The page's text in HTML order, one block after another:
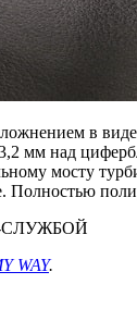
в виде
мм над
мосту
WAY.